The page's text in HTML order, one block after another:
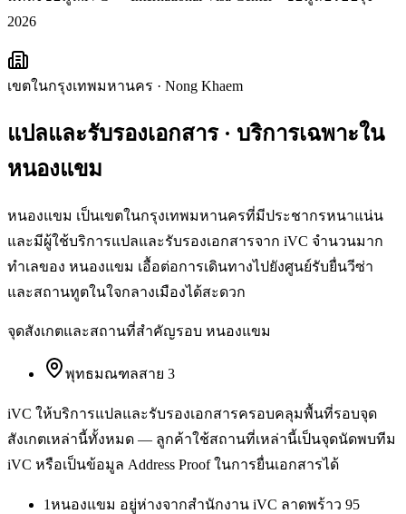
2026
เขตในกรุงเทพมหานคร · Nong Khaem
แปลและรับรองเอกสาร· บริการเฉพาะใน
หนองแขม
หนองแขม เป็นเขตในกรุงเทพมหานครที่มีประชากรหนาแน่น
และมีผู้ใช้บริการแปลและรับรองเอกสารจาก iVC จำนวนมาก
ทำเลของ หนองแขม เอื้อต่อการเดินทางไปยังศูนย์รับยื่นวีซ่า
และสถานทูตในใจกลางเมืองได้สะดวก
จุดสังเกตและสถานที่สำคัญรอบ หนองแขม
พุทธมณฑลสาย 3
iVC ให้บริการแปลและรับรองเอกสารครอบคลุมพื้นที่รอบจุด
สังเกตเหล่านี้ทั้งหมด — ลูกค้าใช้สถานที่เหล่านี้เป็นจุดนัดพบทีม
iVC หรือเป็นข้อมูล Address Proof ในการยื่นเอกสารได้
1หนองแขม อยู่ห่างจากสำนักงาน iVC ลาดพร้าว 95